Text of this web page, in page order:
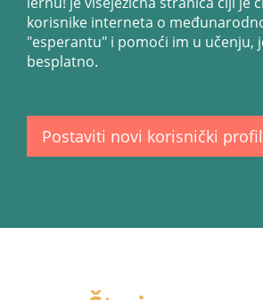
korisnike interneta o
"esperantu" i pomoći im u učenju,
besplatno.
Postaviti novi korisnički profil